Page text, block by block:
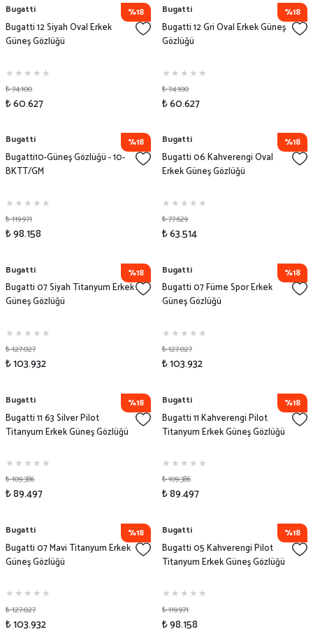
%18
Bugatti
Bugatti 12 Siyah Oval Erkek
Güneş Gözlüğü
₺ 74.100
₺ 60.627
%18
Bugatti
Bugatti 12 Gri Oval Erkek Güneş
Gözlüğü
₺ 74.100
₺ 60.627
%18
Bugatti
Bugatti10-Güneş Gözlüğü - 10-
BKTT/GM
₺ 119.971
₺ 98.158
%18
Bugatti
Bugatti 06 Kahverengi Oval
Erkek Güneş Gözlüğü
₺ 77.629
₺ 63.514
%18
Bugatti
Bugatti 07 Siyah Titanyum Erkek
Güneş Gözlüğü
₺ 127.027
₺ 103.932
%18
Bugatti
Bugatti 07 Füme Spor Erkek
Güneş Gözlüğü
₺ 127.027
₺ 103.932
%18
Bugatti
Bugatti 11 63 Silver Pilot
Titanyum Erkek Güneş Gözlüğü
₺ 109.386
₺ 89.497
%18
Bugatti
Bugatti 11 Kahverengi Pilot
Titanyum Erkek Güneş Gözlüğü
₺ 109.386
₺ 89.497
%18
Bugatti
Bugatti 07 Mavi Titanyum Erkek
Güneş Gözlüğü
₺ 127.027
₺ 103.932
%18
Bugatti
Bugatti 05 Kahverengi Pilot
Titanyum Erkek Güneş Gözlüğü
₺ 119.971
₺ 98.158